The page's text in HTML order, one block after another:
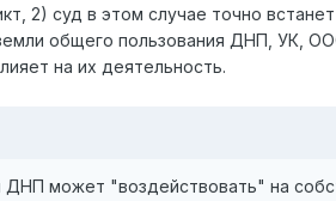
2) суд в этом случае точно
общего пользования ДНП, УК,
на их деятельность.
может "воздействовать" на